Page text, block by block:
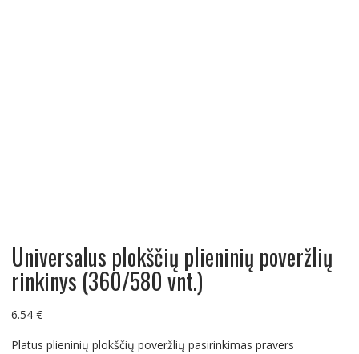
Universalus plokščių plieninių poveržlių
rinkinys (360/580 vnt.)
6.54 €
Platus plieninių plokščių poveržlių pasirinkimas pravers